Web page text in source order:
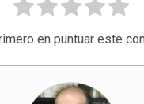
en puntuar este